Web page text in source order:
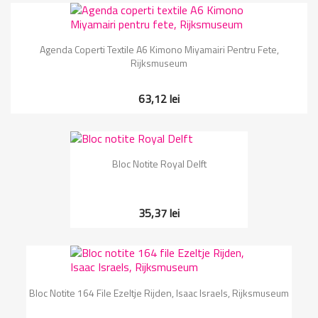
Agenda Coperti Textile A6 Kimono Miyamairi Pentru Fete,
Rijksmuseum
63,12 lei
Bloc Notite Royal Delft
35,37 lei
Bloc Notite 164 File Ezeltje Rijden, Isaac Israels, Rijksmuseum